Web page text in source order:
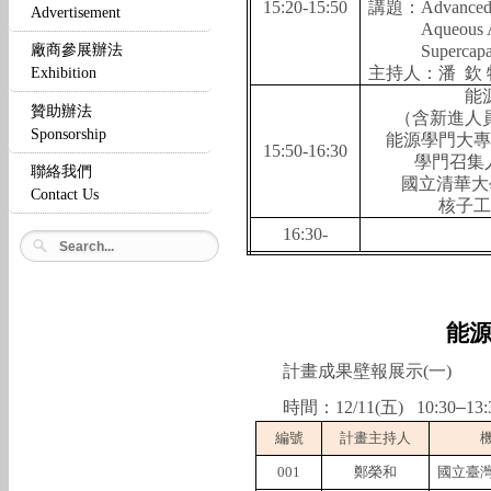
Advertisement
廠商參展辦法
Exhibition
贊助辦法
Sponsorship
聯絡我們
Contact Us
15:20-15:50 講題：
Aqueous
主持人：潘 欽
15:50-16:30
能
（含新進
能源學門大
學門召集
國立清華
核子
16:30-
能
計畫成果壁報展示(一)
時間： 12/11(五) 10:30–
編號 計畫主持人
001 鄭榮和 國立臺